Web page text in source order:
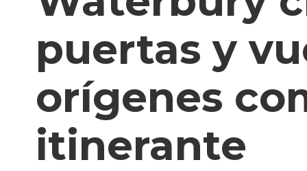
puertas y
orígenes
itinerante